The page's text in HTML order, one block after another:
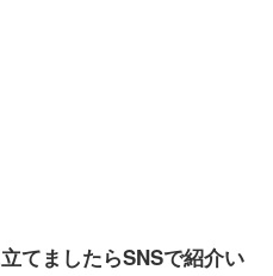
てましたらSNSで紹介い